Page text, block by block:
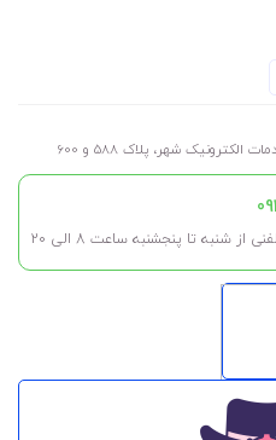
حتما در فضای خشک، بدون رطوبت و
کارگاه در معرض باد و باران نباشد
از شنبه تا پنجشنبه ساعت 8 الی ۲۰